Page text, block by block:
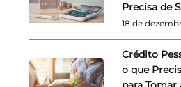
Precisa de
18 de
Crédito
o que